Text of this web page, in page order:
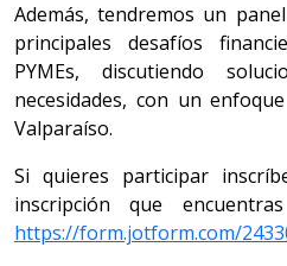
Además, tendremos un
principales desafíos
PYMEs, discutiendo
necesidades, con un
Valparaíso.
Si quieres participar
inscripción que
https://form.jotform.com/